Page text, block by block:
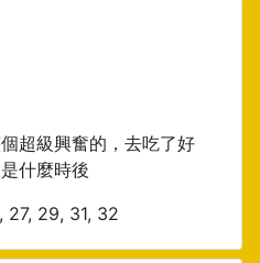
超級興奮的，去吃了好
什麼時後
27, 29, 31, 32